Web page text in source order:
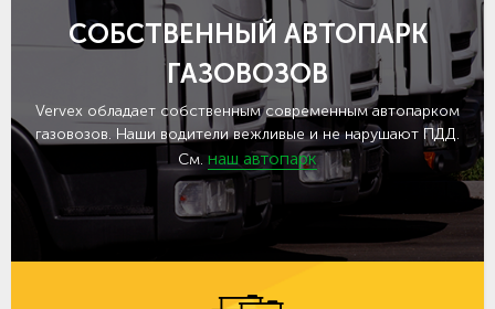
СОБСТВЕННЫЙ АВТОПАРК
ГАЗОВОЗОВ
Vervex обладает собственным современным автопарком
газовозов. Наши водители вежливые и не нарушают ПДД.
См. наш автопарк